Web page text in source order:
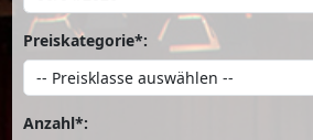
Preiskategorie*:
Anzahl*: